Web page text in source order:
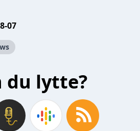
07
du lytte?